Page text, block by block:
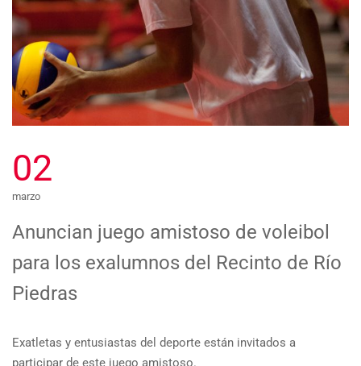
02
marzo
Anuncian juego amistoso de voleibol
para los exalumnos del Recinto de Río
Piedras
Exatletas y entusiastas del deporte están invitados a
participar de este juego amistoso.